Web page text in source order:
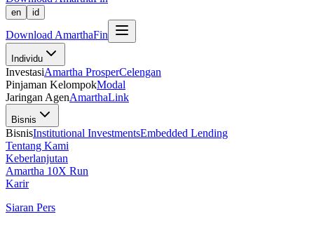
en id
Download AmarthaFin
Individu
InvestasiAmartha ProsperCelengan
Pinjaman KelompokModal
Jaringan AgenAmarthaLink
Bisnis
BisnisInstitutional InvestmentsEmbedded Lending
Tentang Kami
Keberlanjutan
Amartha 10X Run
Karir
Siaran Pers